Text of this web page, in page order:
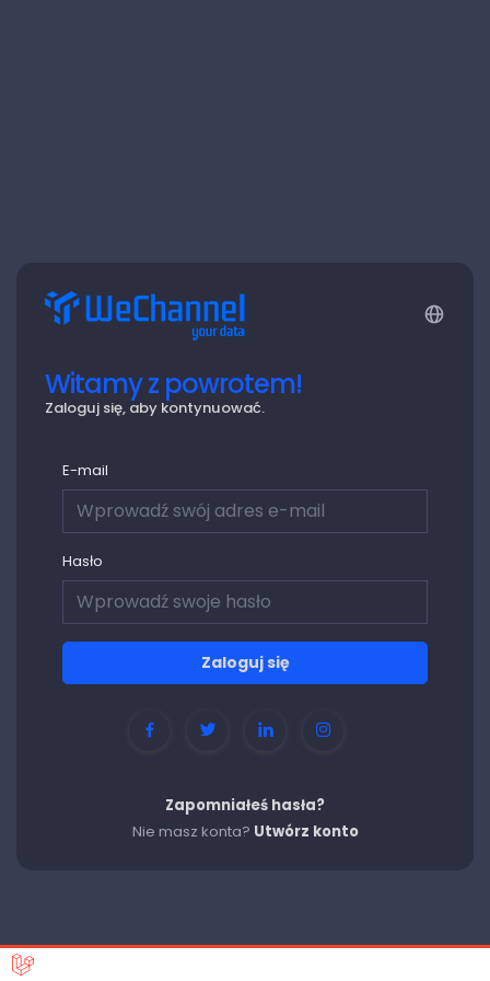
Witamy z powrotem!
Zaloguj się, aby kontynuować.
E-mail
Hasło
Zaloguj się
Zapomniałeś hasła?
Nie masz konta? Utwórz konto